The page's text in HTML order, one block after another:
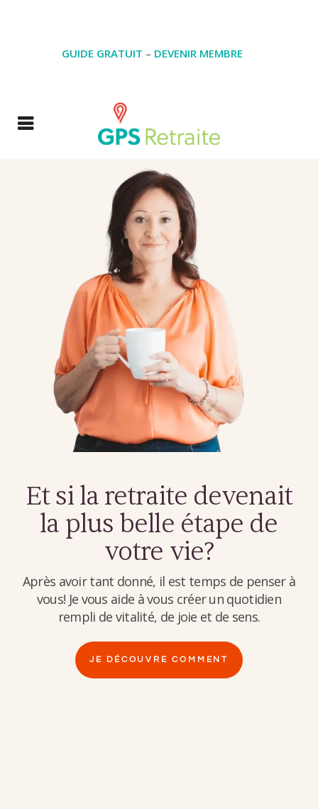
GUIDE GRATUIT – DEVENIR MEMBRE
Et si la retraite devenait
la plus belle étape de
votre vie?
Après avoir tant donné, il est temps de penser à
vous! Je vous aide à vous créer un quotidien
rempli de vitalité, de joie et de sens.
JE DÉCOUVRE COMMENT